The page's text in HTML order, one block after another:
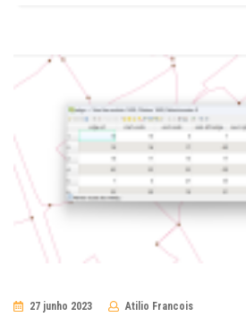
27 junho 2023 Atilio Francois